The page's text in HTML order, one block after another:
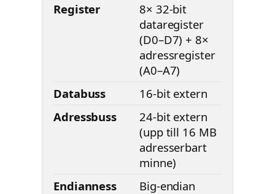
Register
8× 32-bit
dataregister
(D0–D7) + 8×
adressregister
(A0–A7)
Databuss
16-bit extern
Adressbuss
24-bit extern
(upp till 16 MB
adresserbart
minne)
Endianness
Big-endian